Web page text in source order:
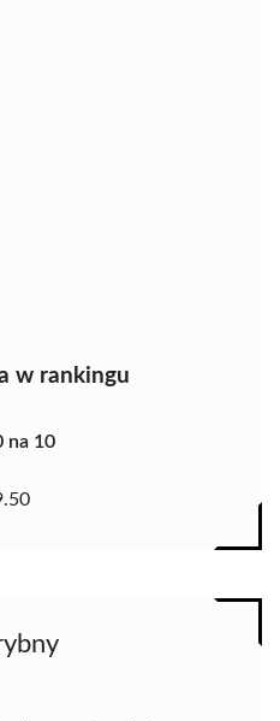
w rankingu
na 10